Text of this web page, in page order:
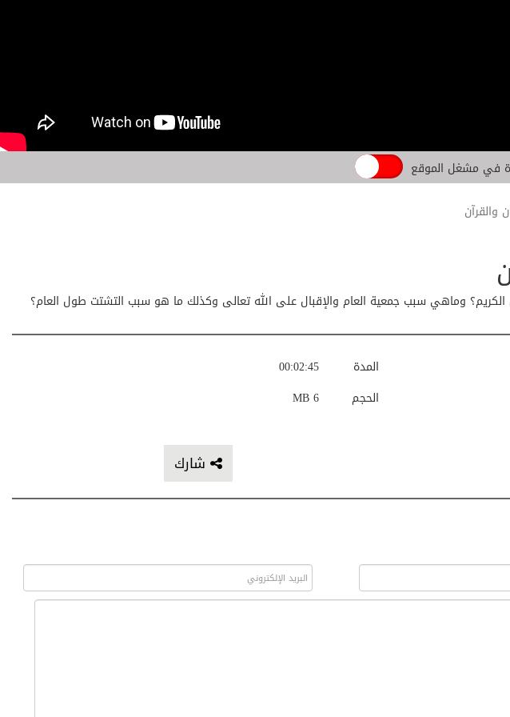
في مشغل الموقع
والقرآن
الكريم؟ وماهي سبب جمعية العام والإقبال على الله تعالى وكذلك ما هو سبب التشتت طول العام؟
00:02:45
المدة
6 MB
الحجم
شارك